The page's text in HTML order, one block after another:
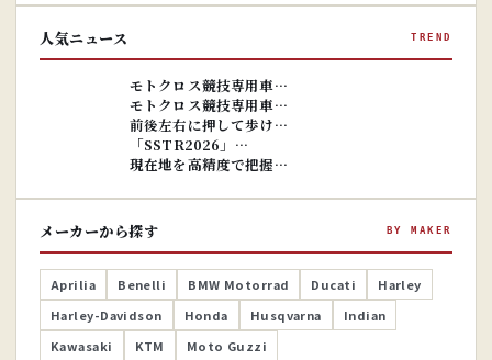
人気ニュース TREND
※画像はイ
モトクロス競技専用車…
モトクロス競技専用車…
前後左右に押して歩け…
「SSTR2026」…
現在地を高精度で把握…
メーカーから探す BY MAKER
Aprilia Benelli BMW Motorrad Ducati
Harley
Harley-Davidson
Honda Husqvarna
Indian
Kawasaki
KTM Moto Guzzi